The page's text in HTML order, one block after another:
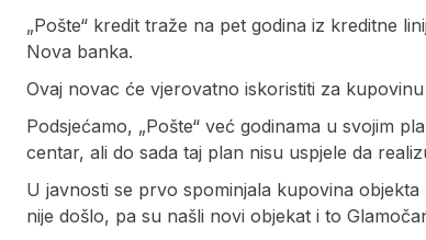
„Pošte“ kredit traže na pet godina iz kreditne
Nova banka.
Ovaj novac će vjerovatno iskoristiti za
Podsjećamo, „Pošte“ već godinama u svojim
centar, ali do sada taj plan nisu uspjele da
U javnosti se prvo spominjala kupovina
nije došlo, pa su našli novi objekat i to